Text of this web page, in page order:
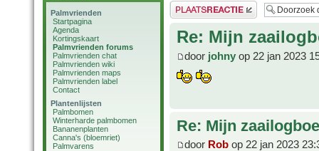
Palmvrienden
Startpagina
Agenda
Kortingskaart
Palmvrienden forums
Palmvrienden chat
Palmvrienden wiki
Palmvrienden maps
Palmvrienden label
Contact
Plantenlijsten
Palmbomen
Winterharde palmbomen
Bananenplanten
Canna's (bloemriet)
Palmvarens
Plaats een reactie
Re: Mijn
door johny op 22 jan 2023
Re: Mijn
door Rob op 22 jan 2023